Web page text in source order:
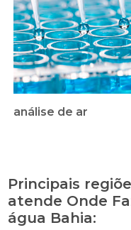
análise de ar
Principais
atende Onde
água Bahia: